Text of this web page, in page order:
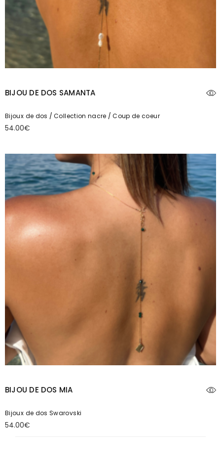
BIJOU DE DOS SAMANTA
Bijoux de dos Collection nacre Coup de coeur
54.00€
BIJOU DE DOS MIA
Bijoux de dos Swarovski
54.00€